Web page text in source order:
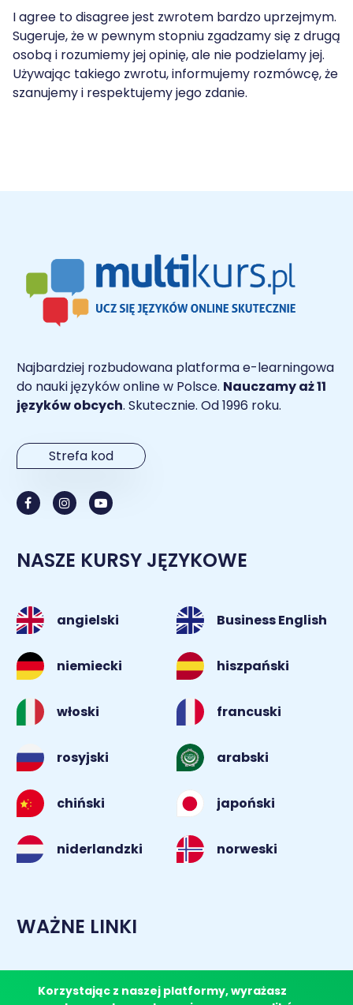
I agree to disagree jest zwrotem bardzo uprzejmym.
Sugeruje, że w pewnym stopniu zgadzamy się z drugą
osobą i rozumiemy jej opinię, ale nie podzielamy jej.
Używając takiego zwrotu, informujemy rozmówcę, że
szanujemy i respektujemy jego zdanie.
Najbardziej rozbudowana platforma e-learningowa
do nauki języków online w Polsce. Nauczamy aż 11
języków obcych. Skutecznie. Od 1996 roku.
Strefa kod
NASZE KURSY JĘZYKOWE
angielski Business English
niemiecki hiszpański
włoski francuski
rosyjski arabski
chiński japoński
niderlandzki norweski
WAŻNE LINKI
Współpraca dla firm
Zrealizuj kod
Korzystając z naszej platformy, wyrażasz